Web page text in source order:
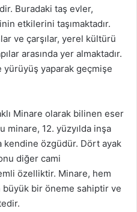
Buradaki taş evler,
etkilerini taşımaktadır.
ve çarşılar, yerel kültürü
arasında yer almaktadır.
yaparak geçmişe
Minare olarak bilinen eser
minare, 12. yüzyılda inşa
kendine özgüdür. Dört ayak
diğer cami
özelliktir. Minare, hem
büyük bir öneme sahiptir ve